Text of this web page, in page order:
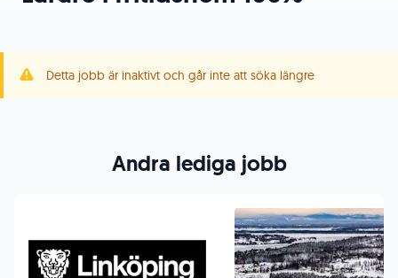
Detta jobb är inaktivt och går inte att söka längre
Andra lediga jobb